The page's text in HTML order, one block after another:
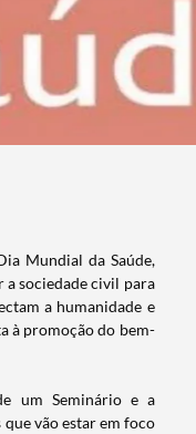
Mundial da Saúde,
sociedade civil para
a humanidade e
à promoção do bem-
um Seminário e a
que vão estar em foco